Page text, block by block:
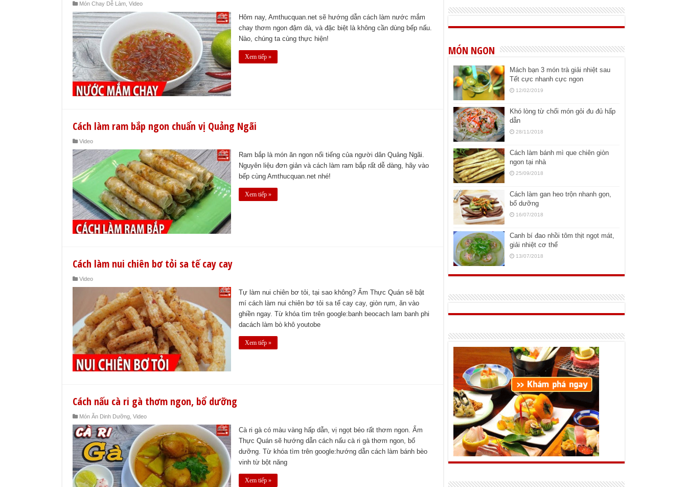
Món Chay Dễ Làm Video
Hôm nay, Amthucquan.net sẽ hướng dẫn cách làm nước mắm
chay thơm ngon đậm dà, và đặc biệt là không cần dùng bếp nấu.
Nào, chúng ta cùng thực hiện!
Xem tiếp »
Cách làm ram bắp ngon chuẩn vị Quảng Ngãi
Video
Ram bắp là món ăn ngon nổi tiếng của người dân Quảng Ngãi.
Nguyên liệu đơn giản và cách làm ram bắp rất dễ dàng, hãy vào
bếp cùng Amthucquan.net nhé!
Xem tiếp »
Cách làm nui chiên bơ tỏi sa tế cay cay
Video
Tự làm nui chiên bơ tỏi, tại sao không? Ẩm Thực Quán sẽ bật
mí cách làm nui chiên bơ tỏi sa tế cay cay, giòn rụm, ăn vào
ghiền ngay. Từ khóa tìm trên google:banh beocach lam banh phi
dacách làm bò khô youtobe
Xem tiếp »
Cách nấu cà ri gà thơm ngon, bổ dưỡng
Món Ăn Dinh Dưỡng Video
Cà ri gà có màu vàng hấp dẫn, vị ngọt béo rất thơm ngon. Ẩm
Thực Quán sẽ hướng dẫn cách nấu cà ri gà thơm ngon, bổ
dưỡng. Từ khóa tìm trên google:hướng dẫn cách làm bánh bèo
vinh từ bột năng
Xem tiếp »
MÓN NGON
Mách bạn 3 món trà giải nhiệt sau
Tết cực nhanh cực ngon
12/02/2019
Khó lòng từ chối món gỏi đu đủ hấp
dẫn
28/11/2018
Cách làm bánh mì que chiên giòn
ngon tại nhà
25/09/2018
Cách làm gan heo trộn nhanh gọn,
bổ dưỡng
16/07/2018
Canh bí đao nhồi tôm thịt ngọt mát,
giải nhiệt cơ thể
13/07/2018